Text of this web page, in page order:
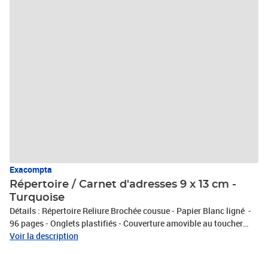
Exacompta
Répertoire / Carnet d'adresses 9 x 13 cm -
Turquoise
Détails : Répertoire Reliure Brochée cousue - Papier Blanc ligné -
96 pages - Onglets plastifiés - Couverture amovible au toucher
doux - Page de gauche pour les numéros de téléphone - Page de
Voir la description